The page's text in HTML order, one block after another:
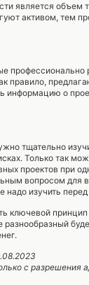
является объем
активом, тем
профессионально
правило,
о
тщательно
Только так
проектов при
вопросом для
изучить
ключевой
разнообразный
с разрешения